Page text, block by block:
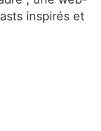
inspirés et